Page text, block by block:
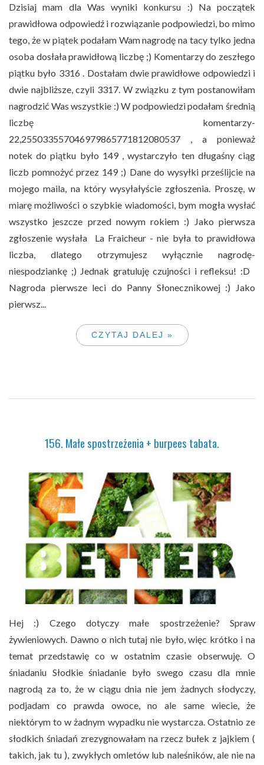
Dzisiaj mam dla Was wyniki konkursu :) Na początek
prawidłowa odpowiedź i rozwiązanie podpowiedzi, bo mimo
tego, że w piątek podałam Wam nagrodę na tacy tylko jedna
osoba dosłała prawidłową liczbę ;) Komentarzy do zeszłego
piątku było 3316 . Dostałam dwie prawidłowe odpowiedzi i
dwie najbliższe, czyli 3317. W związku z tym postanowiłam
nagrodzić Was wszystkie :) W podpowiedzi podałam średnią
liczbę komentarzy-
22,255033557046979865771812080537 , a ponieważ
notek do piątku było 149 , wystarczyło ten długaśny ciąg
liczb pomnożyć przez 149 ;) Dane do wysyłki prześlijcie na
mojego maila, na który wysyłałyście zgłoszenia. Proszę, w
miarę możliwości o szybkie wiadomości, bym mogła wysłać
wszystko jeszcze przed nowym rokiem :) Jako pierwsza
zgłoszenie wysłała La Fraicheur - nie była to prawidłowa
liczba, dlatego otrzymujesz wyłącznie nagrodę-
niespodziankę ;) Jednak gratuluję czujności i refleksu! :D
Nagroda pierwsze leci do Panny Słonecznikowej :) Jako
pierwsz...
CZYTAJ DALEJ »
156. Małe spostrzeżenia + burpees tabata.
Hej :) Czego dotyczy małe spostrzeżenie? Spraw
żywieniowych. Dawno o nich tutaj nie było, więc krótko i na
temat przedstawię co w ostatnim czasie obserwuję. O
śniadaniu Słodkie śniadanie było swego czasu dla mnie
nagrodą za to, że w ciągu dnia nie jem żadnych słodyczy,
podjadam co prawda owoce, no ale same wiecie, że
niektórym to w żadnym wypadku nie wystarcza. Ostatnio ze
słodkich śniadań zrezygnowałam na rzecz bułek z jajkiem (
takich, jak tu ), zwykłych omletów lub naleśników, ale nie na